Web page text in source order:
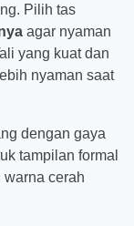
Pilih tas
agar nyaman
yang kuat dan
nyaman saat
dengan gaya
tampilan formal
cerah